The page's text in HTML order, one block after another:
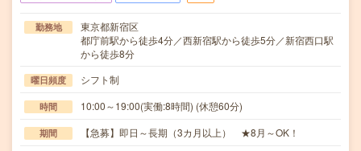
勤務地
東京都新宿区
都庁前駅から徒歩4分／西新宿駅から徒歩5分／新宿西口駅
から徒歩8分
曜日頻度 シフト制
時間 10:00～19:00(実働:8時間) (休憩60分)
期間 【急募】即日～長期（3カ月以上） ★8月～OK！